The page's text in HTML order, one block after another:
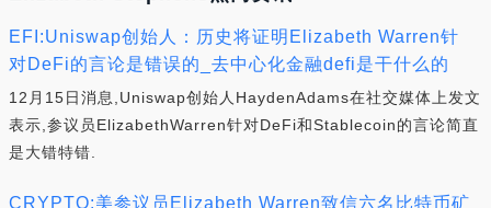
EFI:Uniswap创始人：历史将证明Elizabeth Warren针
对DeFi的言论是错误的_去中心化金融defi是干什么的
12月15日消息,Uniswap创始人HaydenAdams在社交媒体上发文
表示,参议员ElizabethWarren针对DeFi和Stablecoin的言论简直
是大错特错.
CRYPTO:美参议员Elizabeth Warren致信六名比特币矿